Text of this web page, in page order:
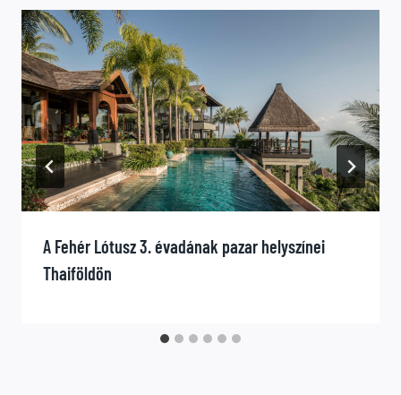
A Fehér Lótusz 3. évadának pazar helyszínei
Thaiföldön